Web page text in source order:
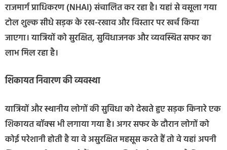
राजमार्ग प्राधिकरण (NHAI) संचालित कर रहा है। यहां से वसूला गया
टोल शुल्क सीधे सड़क के रख-रखाव और विस्तार पर खर्च किया
जाएगा। यात्रियों को सुरक्षित, सुविधाजनक और व्यवस्थित सफर का
लाभ मिल रहा है।
शिकायत निवारण की व्यवस्था
यात्रियों और स्थानीय लोगों की सुविधा को देखते हुए सड़क किनारे एक
शिकायत बॉक्स भी लगाया गया है। अगर सफर के दौरान लोगों को
कोई परेशानी होती है या वे असुरक्षित महसूस करते हैं तो वे यहां अपनी